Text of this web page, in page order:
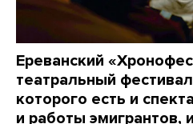
Ереванский
театральный
которого есть и
и работы эмигрантов,